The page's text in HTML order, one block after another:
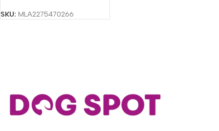
SKU: MLA2275470266